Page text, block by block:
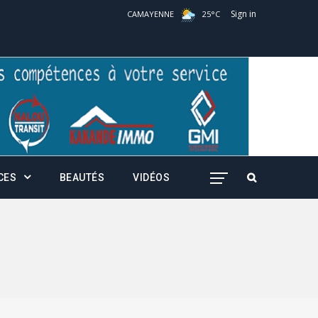
CAMAYENNE 25°C Sign in
BEAUTÉS VIDÉOS